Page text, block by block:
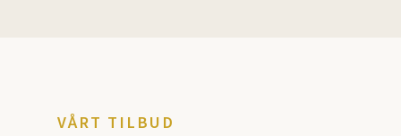
VÅRT TILBUD